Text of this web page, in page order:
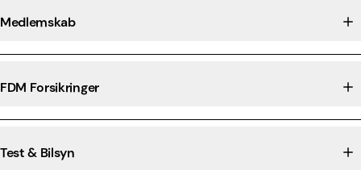
Medlemskab
FDM Forsikringer
Test & Bilsyn